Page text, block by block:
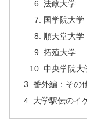
法政大学
国学院大学
順天堂大学
拓殖大学
中央学院大
番外編：その
大学駅伝のイ